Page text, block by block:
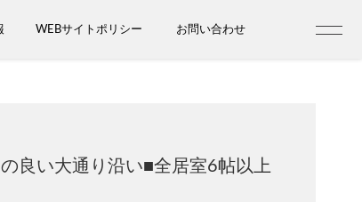
WEBサイトポリシー お問い合わせ
良い大通り沿い■全居室6帖以上